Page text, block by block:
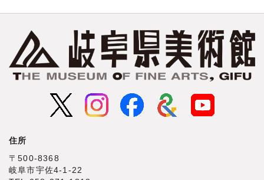
住所
〒500‐8368
岐阜市宇佐4‐1‐22